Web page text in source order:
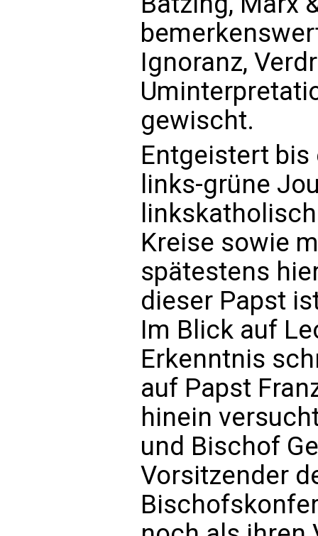
Ignoranz,
gewischt.
Entgeistert
links-grüne
Kreise sowie
spätestens
dieser Papst
Im Blick auf
Erkenntnis
auf Papst
hinein
und Bischof
Vorsitzender